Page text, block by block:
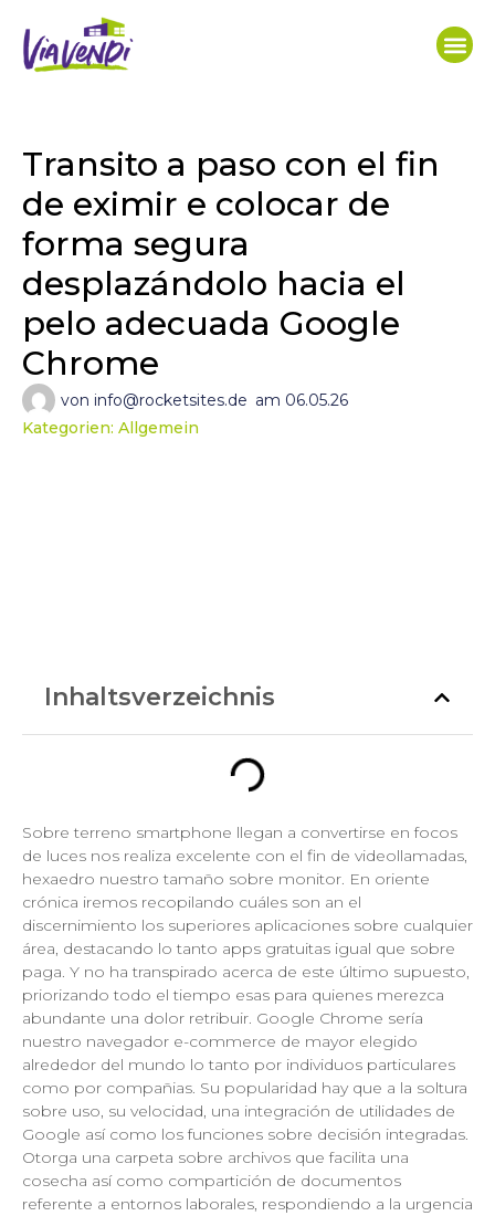
Transito a paso con el fin
de eximir e colocar de
forma segura
desplazándolo hacia el
pelo adecuada Google
Chrome
von info@rocketsites.de am 06.05.26
Kategorien: Allgemein
Inhaltsverzeichnis
Sobre terreno smartphone llegan a convertirse en focos
de luces nos realiza excelente con el fin de videollamadas,
hexaedro nuestro tamaño sobre monitor. En oriente
crónica iremos recopilando cuáles son an el
discernimiento los superiores aplicaciones sobre cualquier
área, destacando lo tanto apps gratuitas igual que sobre
paga. Y no ha transpirado acerca de este último supuesto,
priorizando todo el tiempo esas para quienes merezca
abundante una dolor retribuir. Google Chrome serí­a
nuestro navegador e-commerce de mayor elegido
alrededor del mundo lo tanto por individuos particulares
como por compañias. Su popularidad hay que a la soltura
sobre uso, su velocidad, una integración de utilidades de
Google así­ como los funciones sobre decisión integradas.
Otorga una carpeta sobre archivos que facilita una
cosecha así­ como compartición de documentos
referente a entornos laborales, respondiendo a la urgencia